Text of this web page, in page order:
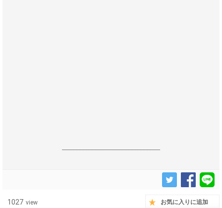
------------------------------------------------------------------
1027 view お気に入りに追加